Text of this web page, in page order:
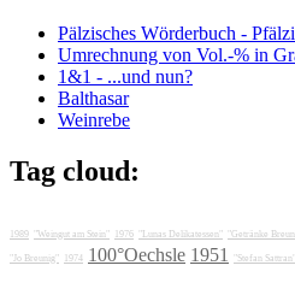
Pälzisches Wörderbuch -
Umrechnung von Vol.-% in
1&1 - ...und nun?
Balthasar
Weinrebe
Tag cloud:
1989 "Weingut am Stein" 1976 "Lunas Delikatessen" "Getränke
"Jo Breunig" 1974 100°Oechsle 1951 "Stefan Sattran"